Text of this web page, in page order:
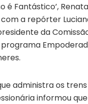
é Fantástico’,
a repórter
da
programa
administra os
informou